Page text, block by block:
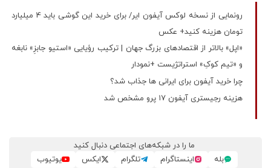
رونمایی از نسخه لوکس آیفون ایر/ برای خرید این گوشی باید 4 میلیارد
تومان هزینه کنید+ عکس
«اپل» بالاتر از اقتصادهای بزرگ جهان | ترکیب رؤیایی «استیو جابزِ» نابغه
و «تیم کوکِ» استراتژیست +نمودار
چرا خرید آیفون برای ایرانی ها جذاب شد؟
هزینه رجیستری آیفون ۱۷ پرو مشخص شد
ما را در شبکه‌های اجتماعی دنبال کنید
بله
اینستاگرام تلگرام ایکس یوتیوب